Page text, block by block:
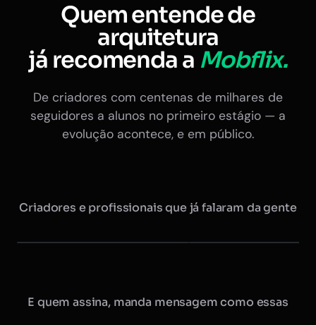
Quem entende de
arquitetura
já recomenda a Mobflix.
De criadores com centenas de milhares de
seguidores a alunos no primeiro estágio — a
evolução acontece, e em público.
Criadores e profissionais que já falaram da gente
Maurício @arquitretas Eduardo Nóbrega
E quem assina, manda mensagem como essas